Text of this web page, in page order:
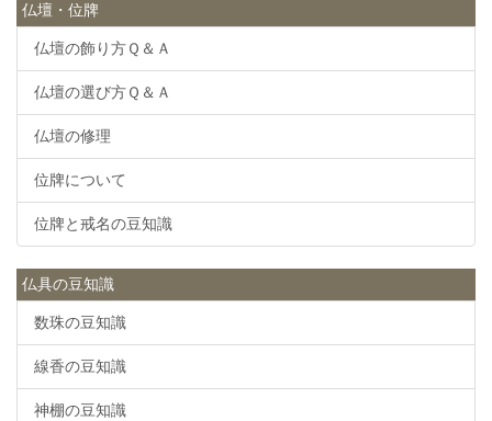
仏壇・位牌
仏壇の飾り方Ｑ＆Ａ
仏壇の選び方Ｑ＆Ａ
仏壇の修理
位牌について
位牌と戒名の豆知識
仏具の豆知識
数珠の豆知識
線香の豆知識
神棚の豆知識